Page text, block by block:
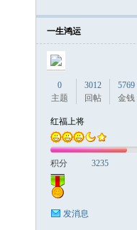
一生鸿运
0
主题
3012
回帖
5769
金钱
红福上将
积分 3235
发消息